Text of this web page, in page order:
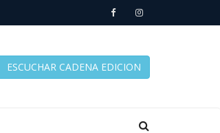
ESCUCHAR CADENA EDICION